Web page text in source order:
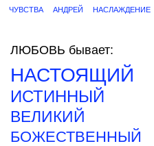
ЧУВСТВА АНДРЕЙ НАСЛАЖДЕНИЕ
ЛЮБОВЬ бывает:
НАСТОЯЩИЙ
ИСТИННЫЙ
ВЕЛИКИЙ
БОЖЕСТВЕННЫЙ